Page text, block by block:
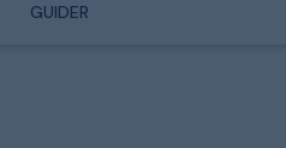
GUIDER